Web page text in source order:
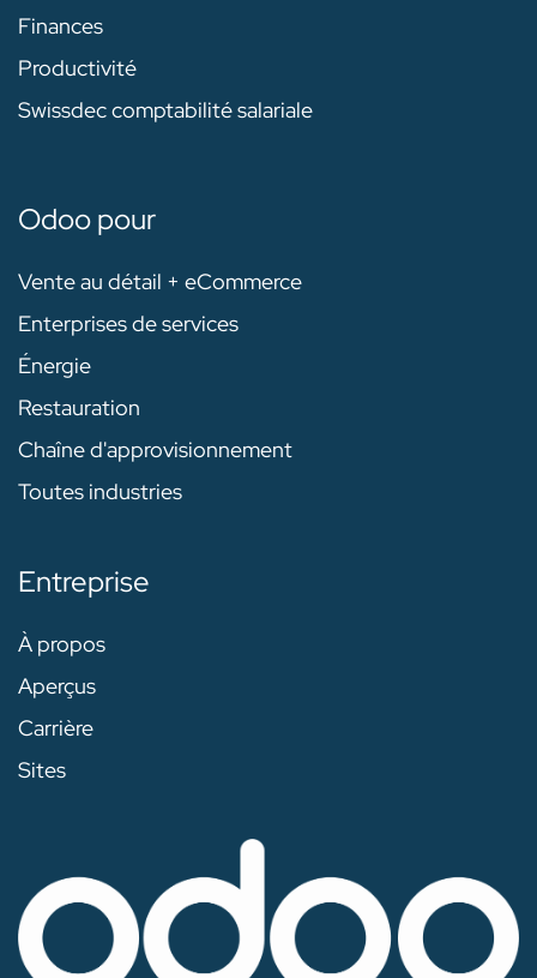
Finances
Productivité
Swissdec comptabilité salariale
Odoo pour
Vente au détail + eCommerce
Enterprises de services
Énergie
Restauration
Chaîne d'approvisionnement
Toutes industries
Entreprise
À propos
Aperçus
Carrière
Sites